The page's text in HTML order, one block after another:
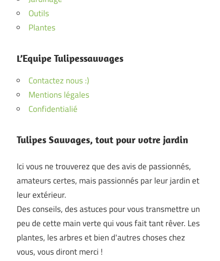
Outils
Plantes
L’Equipe Tulipessauvages
Contactez nous :)
Mentions légales
Confidentialié
Tulipes Sauvages, tout pour votre jardin
Ici vous ne trouverez que des avis de passionnés,
amateurs certes, mais passionnés par leur jardin et
leur extérieur.
Des conseils, des astuces pour vous transmettre un
peu de cette main verte qui vous fait tant rêver. Les
plantes, les arbres et bien d'autres choses chez
vous, vous diront merci !